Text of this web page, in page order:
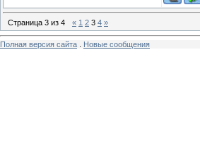
Страница 3 из 4 « 1 2 3 4 »
Полная версия сайта Новые сообщения